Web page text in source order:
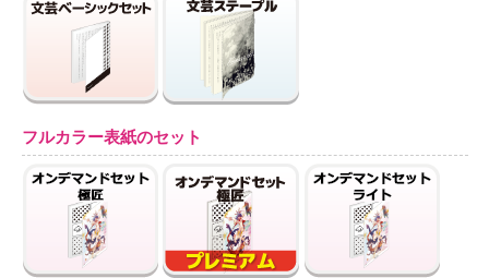
フルカラー表紙のセット